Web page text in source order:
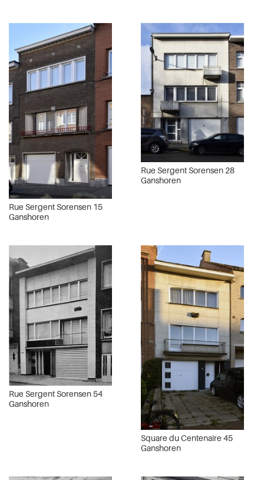
Rue Sergent Sorensen 15
Ganshoren
Rue Sergent Sorensen 28
Ganshoren
Rue Sergent Sorensen 54
Ganshoren
Square du Centenaire 45
Ganshoren